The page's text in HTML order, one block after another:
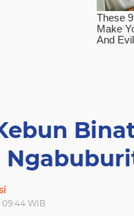
09:44 WIB